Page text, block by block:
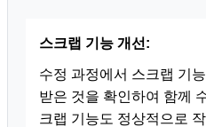
스크랩 기능 개선:
수정 과정에서 스크랩 기
받은 것을 확인하여 함께
크랩 기능도 정상적으로